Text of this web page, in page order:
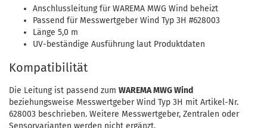
Anschlussleitung für WAREMA MWG Wind beheizt
Passend für Messwertgeber Wind Typ 3H #628003
Länge 5,0 m
UV-beständige Ausführung laut Produktdaten
Kompatibilität
Die Leitung ist passend zum WAREMA MWG Wind
beziehungsweise Messwertgeber Wind Typ 3H mit Artikel-Nr.
628003 beschrieben. Weitere Messwertgeber, Zentralen oder
Sensorvarianten werden nicht ergänzt.